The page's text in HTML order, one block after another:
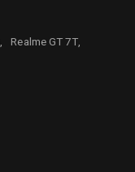
Realme GT 7T,